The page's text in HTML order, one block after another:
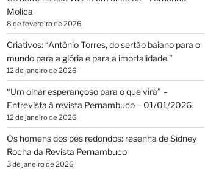
Molica
8 de fevereiro de 2026
Criativos: “Antônio Torres, do sertão baiano para o
mundo para a glória e para a imortalidade.”
12 de janeiro de 2026
“Um olhar esperançoso para o que virá” –
Entrevista à revista Pernambuco – 01/01/2026
12 de janeiro de 2026
Os homens dos pés redondos: resenha de Sidney
Rocha da Revista Pernambuco
3 de janeiro de 2026